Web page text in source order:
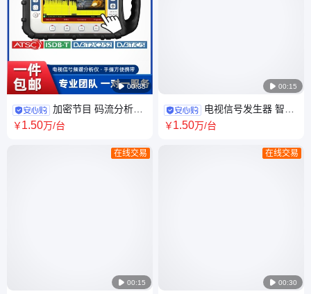
 00:35
加密节目 码流分析录
制RANGER NEO 2 专业广播电
￥1.50万/台
 00:15
在线交易
 00:15
电视信号发生器 智能
操控款电视信号自动测试检测
￥1.50万/台
 00:30
在线交易